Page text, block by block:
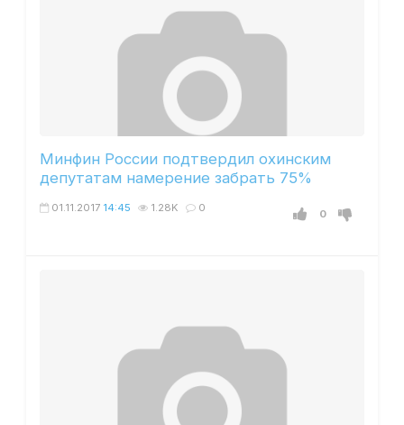
Минфин России подтвердил охинским
депутатам намерение забрать 75%
0
01.11.2017 14:45 1.28K 0